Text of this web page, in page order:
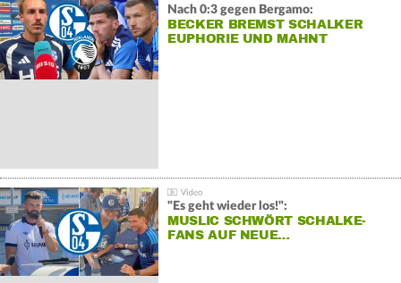
Nach 0:3 gegen Bergamo:
BECKER BREMST SCHALKER
EUPHORIE UND MAHNT
"Es geht wieder los!":
MUSLIC SCHWÖRT SCHALKE-
FANS AUF NEUE…